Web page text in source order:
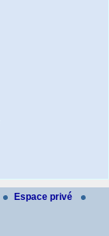
Espace privé